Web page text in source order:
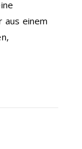
aus einem